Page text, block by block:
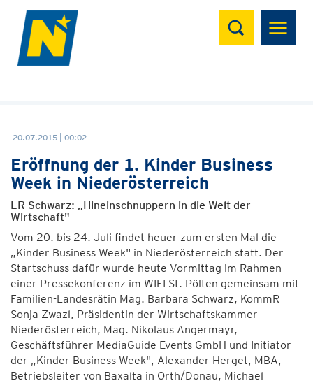
Suchen
20.07.2015 | 00:02
Eröffnung der 1. Kinder Business
Week in Niederösterreich
LR Schwarz: „Hineinschnuppern in die Welt der
Wirtschaft"
Vom 20. bis 24. Juli findet heuer zum ersten Mal die
„Kinder Business Week" in Niederösterreich statt. Der
Startschuss dafür wurde heute Vormittag im Rahmen
einer Pressekonferenz im WIFI St. Pölten gemeinsam mit
Familien-Landesrätin Mag. Barbara Schwarz, KommR
Sonja Zwazl, Präsidentin der Wirtschaftskammer
Niederösterreich, Mag. Nikolaus Angermayr,
Geschäftsführer MediaGuide Events GmbH und Initiator
der „Kinder Business Week", Alexander Herget, MBA,
Betriebsleiter von Baxalta in Orth/Donau, Michael